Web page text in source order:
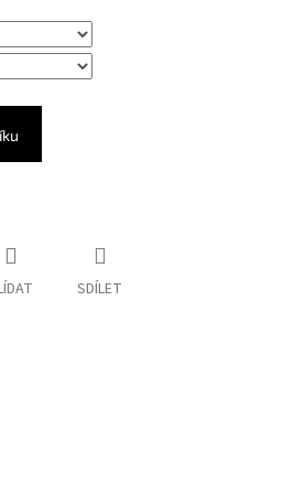
SDÍLET